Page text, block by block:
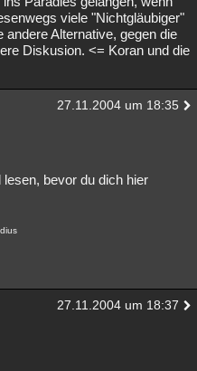
viele "Nichtgläubiger"
andere Alternative, gegen die
Diskusion. <= Koran und die
27.11.2004 um 18:35
bevor du dich hier
27.11.2004 um 18:37